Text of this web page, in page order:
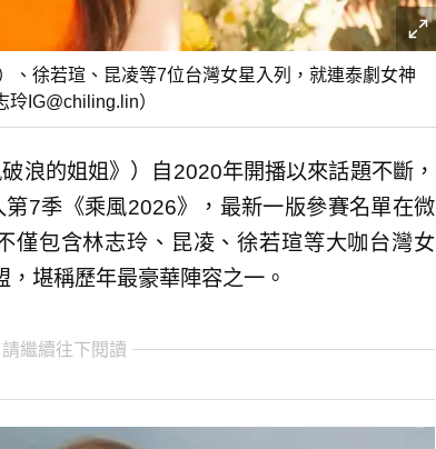
徐若瑄、昆凌等7位台灣女星入列，就連泰劇女神
IG@chiling.lin）
浪的姐姐》）自2020年開播以來話題不斷，
7季《乘風2026》，最新一版參賽名單在微
僅包含林志玲、昆凌、徐若瑄等大咖台灣女
堪稱歷年最豪華陣容之一。
繼續往下閱讀